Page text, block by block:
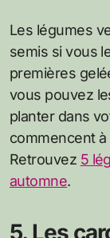
Les légumes
semis si vous
premières
vous pouvez
planter dans
commencent à
Retrouvez 5
automne.
5. Les